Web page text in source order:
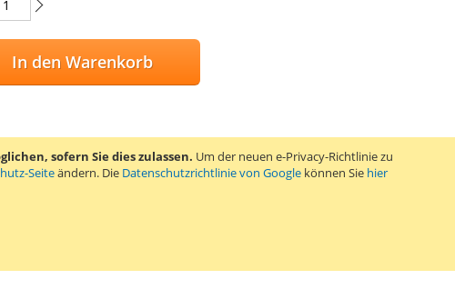
sofern Sie dies zulassen. Um der neuen e-Privacy-Richtlinie zu
Seiteändern. Die Datenschutzrichtlinie von Google können Sie hier
In den Warenkorb
WUNSCHLISTE HINZUFÜGEN
VERGLEICHSLISTE HINZUFÜGEN